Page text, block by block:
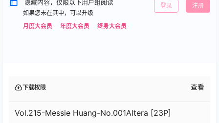
隐藏内容，仅限以下用户组阅读
如果您未在其中，可以升级
月度大会员
年度大会员 终身大会员
登录 注册
下载权限 查看
Vol.215-Messie Huang-No.001Altera [23P]